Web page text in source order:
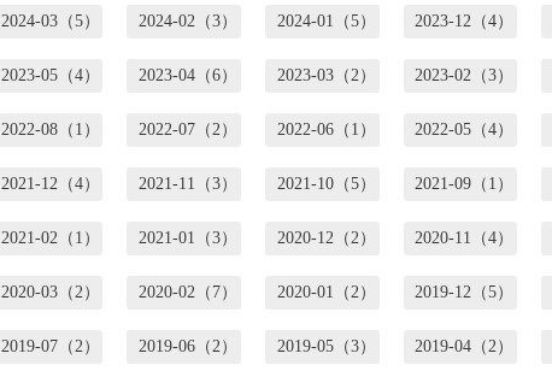
2024-03（5） 2024-02（3） 2024-01（5） 2023-12（4）
2023-05（4） 2023-04（6） 2023-03（2） 2023-02（3）
2022-08（1） 2022-07（2） 2022-06（1） 2022-05（4）
2021-12（4） 2021-11（3） 2021-10（5） 2021-09（1）
2021-02（1） 2021-01（3） 2020-12（2） 2020-11（4）
2020-03（2） 2020-02（7） 2020-01（2） 2019-12（5）
2019-07（2） 2019-06（2） 2019-05（3） 2019-04（2）